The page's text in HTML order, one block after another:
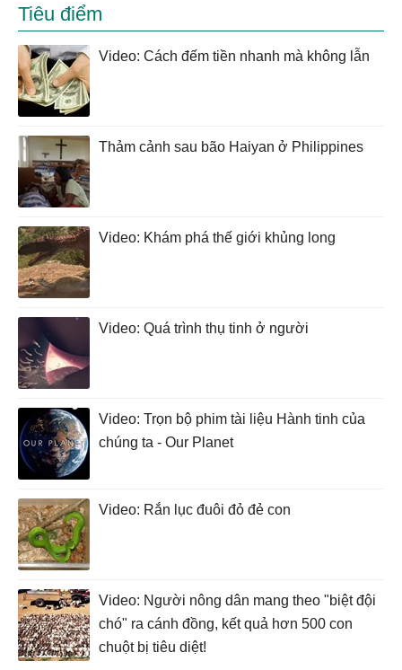
Tiêu điểm
Video: Cách đếm tiền nhanh mà không lẫn
Thảm cảnh sau bão Haiyan ở Philippines
Video: Khám phá thế giới khủng long
Video: Quá trình thụ tinh ở người
Video: Trọn bộ phim tài liệu Hành tinh của
chúng ta - Our Planet
Video: Rắn lục đuôi đỏ đẻ con
Video: Người nông dân mang theo "biệt đội
chó" ra cánh đồng, kết quả hơn 500 con
chuột bị tiêu diệt!